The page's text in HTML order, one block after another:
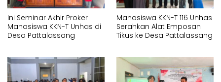
Ini Seminar Akhir Proker
Mahasiswa KKN-T Unhas di
Desa Pattalassang
Mahasiswa KKN-T 116 Unhas
Serahkan Alat Emposan
Tikus ke Desa Pattalassang